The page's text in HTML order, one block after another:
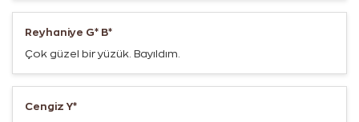
Reyhaniye G* B*
Çok güzel bir yüzük. Bayıldım.
Cengiz Y*